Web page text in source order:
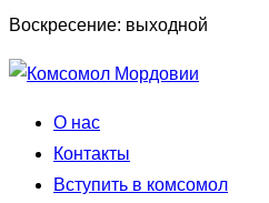
Воскресение: выходной
Перейти
содержимому
О нас
Контакты
Вступить в комсомол